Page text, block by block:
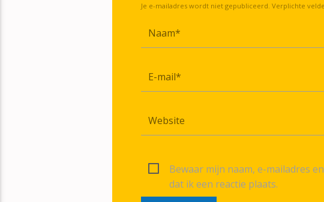
Je e-mailadres wordt niet gepubliceerd. Verplichte
Bewaar mijn naam, e-mailadres
dat ik een reactie plaats.